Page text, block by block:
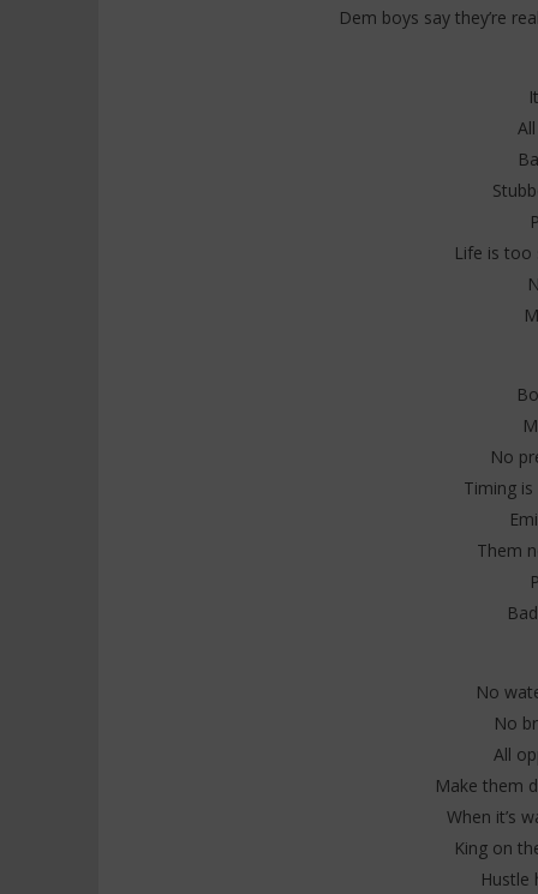
Dem boys say they’re
Life is too
No
Timing
Them
No
No
All
Make them
When it’s
King on
Hustle